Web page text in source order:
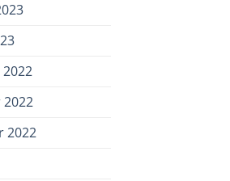
2022